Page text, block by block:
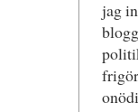
jag